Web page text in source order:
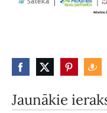
Jaunākie